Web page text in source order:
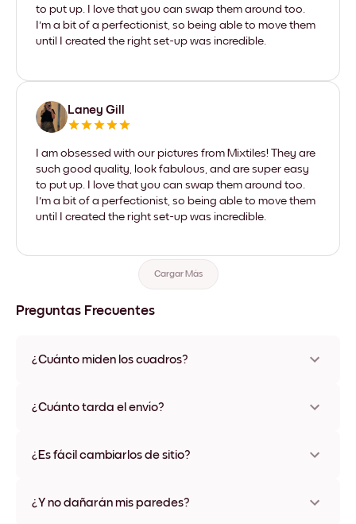
to put up. I love that you can swap them around too.
I'm a bit of a perfectionist, so being able to move them
until I created the right set-up was incredible.
Laney Gill
I am obsessed with our pictures from Mixtiles! They are
such good quality, look fabulous, and are super easy
to put up. I love that you can swap them around too.
I'm a bit of a perfectionist, so being able to move them
until I created the right set-up was incredible.
Cargar Más
Preguntas Frecuentes
¿Cuánto miden los cuadros?
varios materiales y colores de marco, incluidas opciones sin
¿Cuánto tarda el envío?
disponibles en algunos países. Te enviaremos un número de
¿Es fácil cambiarlos de sitio?
ningún daño
¿Y no dañarán mis paredes?